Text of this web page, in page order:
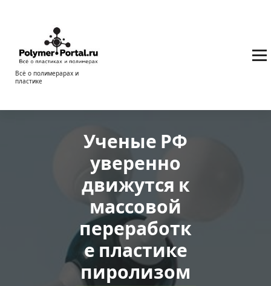
содержимому
Всё о полимерарах и
пластике
Ученые РФ
уверенно
движутся к
массовой
переработк
е пластике
пиролизом